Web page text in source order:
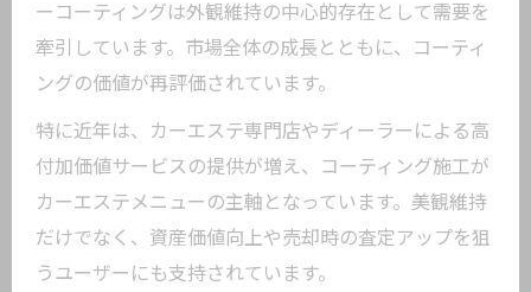
ーコーティングは外観維持の中心的存在として需要を
牽引しています。市場全体の成長とともに、コーティ
ングの価値が再評価されています。
特に近年は、カーエステ専門店やディーラーによる高
付加価値サービスの提供が増え、コーティング施工が
カーエステメニューの主軸となっています。美観維持
だけでなく、資産価値向上や売却時の査定アップを狙
うユーザーにも支持されています。